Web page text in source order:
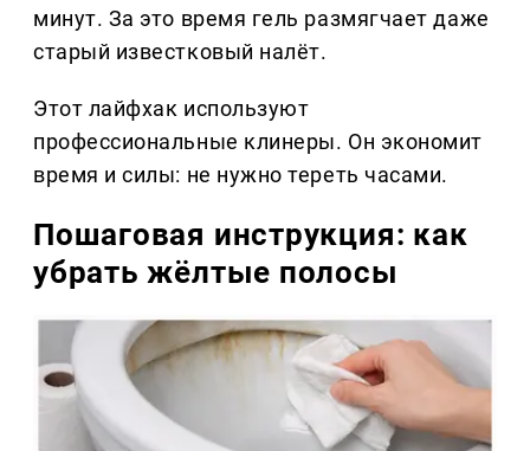
минут. За это время гель размягчает даже
старый известковый налёт.
Этот лайфхак используют
профессиональные клинеры. Он экономит
время и силы: не нужно тереть часами.
Пошаговая инструкция: как
убрать жёлтые полосы